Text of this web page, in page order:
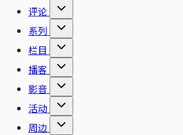
评论
系列
栏目
播客
影音
活动
周边